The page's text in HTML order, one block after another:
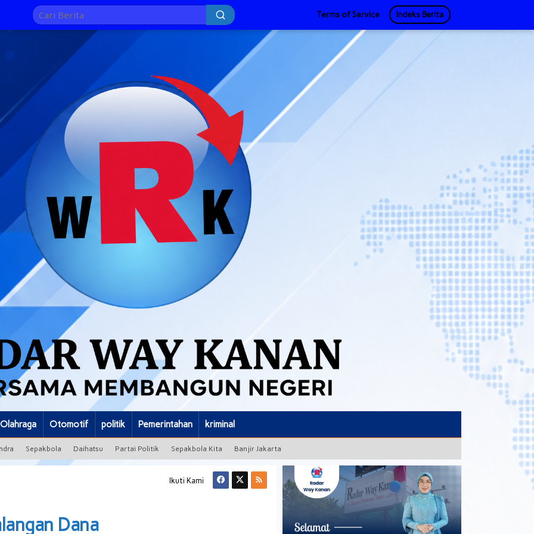
Terms of Service Indeks Berita
Olahraga Otomotif politik Pemerintahan kriminal
Sepakbola Daihatsu Partai Politik Sepakbola Kita Banjir Jakarta
Ikuti Kami
Dana